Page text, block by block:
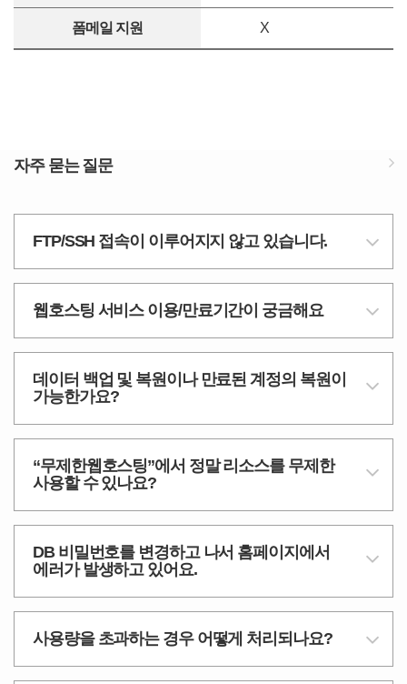
폼메일 지원 X
자주 묻는 질문
FTP/SSH 접속이 이루어지지 않고 있습니다.
웹호스팅 서비스 이용/만료기간이 궁금해요
데이터 백업 및 복원이나 만료된 계정의 복원이
가능한가요?
“무제한웹호스팅”에서 정말 리소스를 무제한
사용할 수 있나요?
DB 비밀번호를 변경하고 나서 홈페이지에서
에러가 발생하고 있어요.
사용량을 초과하는 경우 어떻게 처리되나요?